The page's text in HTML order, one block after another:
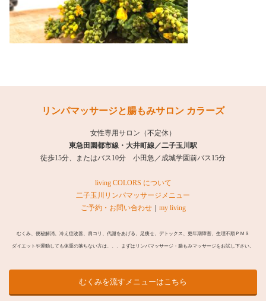
リンパマッサージと腸もみサロン カラーズ
女性専用サロン（不定休）
東急田園都市線・大井町線／二子玉川駅
徒歩15分、またはバス10分 小田急／成城学園前バス15分
living COLORS について
二子玉川リンパマッサージメニュー
ご予約・お問い合わせ｜ my living
むくみ、便秘解消、冷え症改善、肩コリ、代謝をあげる、足痩せ、デトックス、更年期障害、生理不順ＰＭＳ
ダイエットや運動しても体重の落ちない方は、、、まずはリンパマッサージ・腸もみマッサージをお試し下さい。
むくみを流すメニューはこちら